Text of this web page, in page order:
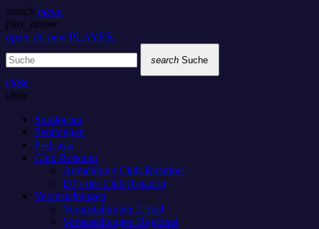
search menu
play_arrow
open_in_new PLAYER
search Suche
close
close
Studiocam
Sendungen
Podcasts
Club Rotation
Anmeldung Club-Rotation
DJ’s der Club Rotation
Veranstaltungen
Veranstaltungen Lokal
Veranstaltungen Regional